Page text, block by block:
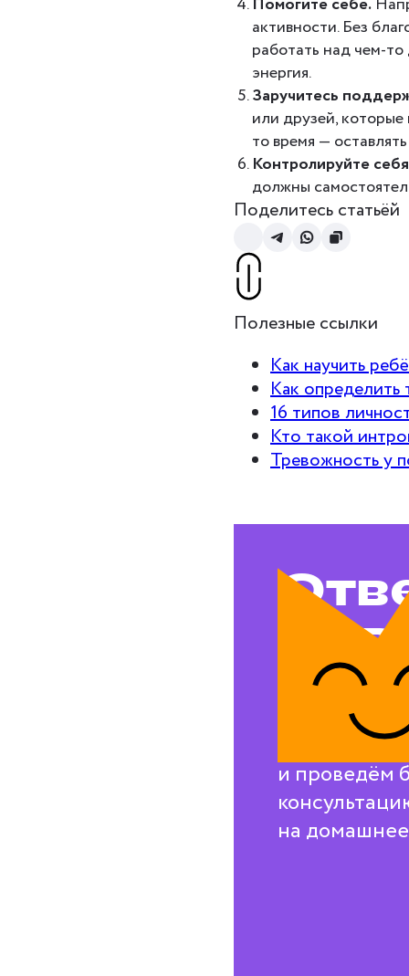
активности. Без
работать над чем-
энергия.
Заручитесь
или друзей,
то время —
Контролируйте
должны
Поделитесь статьёй
Полезные ссылки
Как научить
Как определить
16 типов
Кто такой
Тревожность у
на
Свяжемся с
и проведём
на